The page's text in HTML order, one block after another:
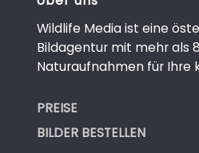
Wildlife Media ist eine
Bildagentur mit mehr als
Naturaufnahmen für Ihre
PREISE
BILDER BESTELLEN